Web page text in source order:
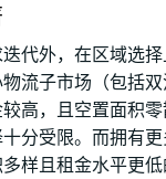
代外，在区域选
流子市场（包括双
高，且空置面积
分受限。而拥有更
样且租金水平更